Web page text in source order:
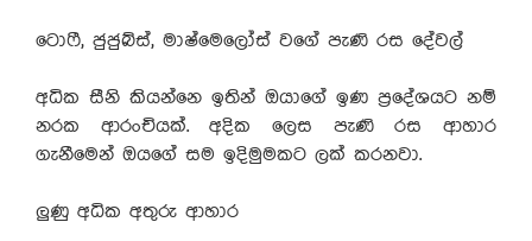
ටොෆී, ජුජුබ්ස්, මාෂ්මෙලෝස් වගේ පැණි රස දේවල්
අධික සීනි කියන්නෙ ඉතින් ඔයාගේ ඉණ ප්‍රදේශයට නම්
නරක ආරංචියක්. අදික ලෙස පැණි රස ආහාර
ගැනීමෙන් ඔයගේ සම ඉදිමුමකට ලක් කරනවා.
ලුණු අධික අතුරු ආහාර